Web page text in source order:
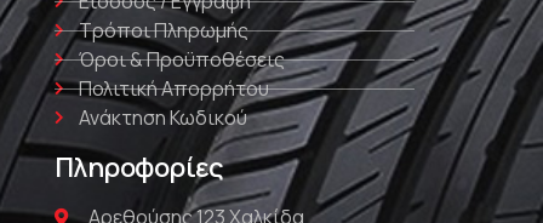
Τρόποι Πληρωμής
Όροι & Προϋποθέσεις
Πολιτική Απορρήτου
Ανάκτηση Κωδικού
Πληροφορίες
Αρεθούσης 123 Χαλκίδα